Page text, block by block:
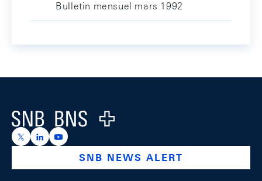
Bulletin mensuel mars 1992
Logo
https://x.com/snb_bns
https://ch.linkedin.com/company/swiss-national-
https://www.youtube.com/@swissnationalbank
SNB NEWS ALERT